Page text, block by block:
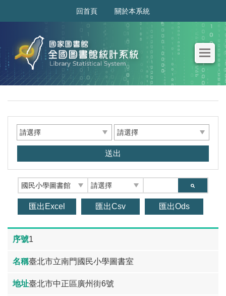
回首頁 關於本系統
送出
匯出Excel 匯出Csv 匯出Ods
1
臺北市立南門國民小學圖書室
臺北市中正區廣州街6號